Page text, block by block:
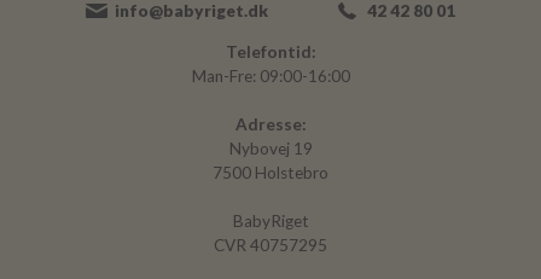
info@babyriget.dk 42 42 80 01
Telefontid:
Man-Fre: 09:00-16:00
Adresse:
Nybovej 19
7500 Holstebro
BabyRiget
CVR 40757295